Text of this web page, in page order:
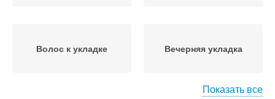
Волос к укладке Вечерняя укладка
Показать все